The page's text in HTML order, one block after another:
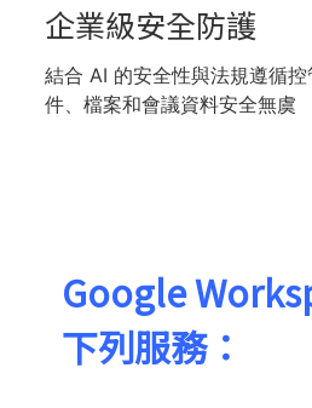
企業級安全防護
結合 AI 的安全性與法規遵循
件、檔案和會議資料安全無虞
Google
下列服務：